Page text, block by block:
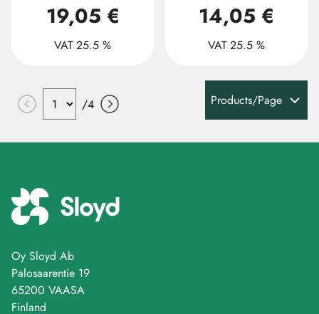
19,05 €
VAT 25.5 %
14,05 €
VAT 25.5 %
/4 Products/Page
Oy Sloyd Ab
Palosaarentie 19
65200 VAASA
Finland